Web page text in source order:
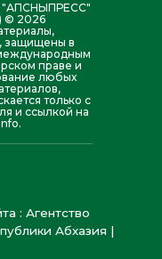
"АПСНЫПРЕСС"
© 2026
защищены в
праве и
любых
только с
и ссылкой на
: Агентство
Абхазия |